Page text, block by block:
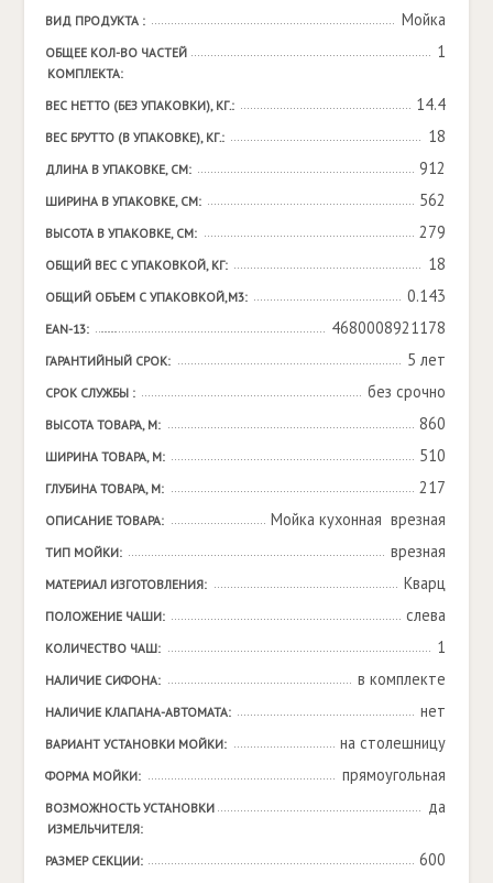
ВИД ПРОДУКТА : Мойка
ОБЩЕЕ КОЛ-ВО ЧАСТЕЙ
КОМПЛЕКТА:
1
ВЕС НЕТТО (БЕЗ УПАКОВКИ), КГ.: 14.4
ВЕС БРУТТО (В УПАКОВКЕ), КГ.: 18
ДЛИНА В УПАКОВКЕ, СМ: 912
ШИРИНА В УПАКОВКЕ, СМ: 562
ВЫСОТА В УПАКОВКЕ, СМ: 279
ОБЩИЙ ВЕС С УПАКОВКОЙ, КГ: 18
ОБЩИЙ ОБЪЕМ С УПАКОВКОЙ,М3: 0.143
EAN-13: 4680008921178
ГАРАНТИЙНЫЙ СРОК: 5 лет
СРОК СЛУЖБЫ : без срочно
ВЫСОТА ТОВАРА, М: 860
ШИРИНА ТОВАРА, М: 510
ГЛУБИНА ТОВАРА, М: 217
ОПИСАНИЕ ТОВАРА: Мойка кухонная  врезная
ТИП МОЙКИ: врезная
МАТЕРИАЛ ИЗГОТОВЛЕНИЯ: Кварц
ПОЛОЖЕНИЕ ЧАШИ: слева
КОЛИЧЕСТВО ЧАШ: 1
НАЛИЧИЕ СИФОНА: в комплекте
НАЛИЧИЕ КЛАПАНА-АВТОМАТА: нет
ВАРИАНТ УСТАНОВКИ МОЙКИ: на столешницу
ФОРМА МОЙКИ: прямоугольная
ВОЗМОЖНОСТЬ УСТАНОВКИ
ИЗМЕЛЬЧИТЕЛЯ:
да
РАЗМЕР СЕКЦИИ: 600